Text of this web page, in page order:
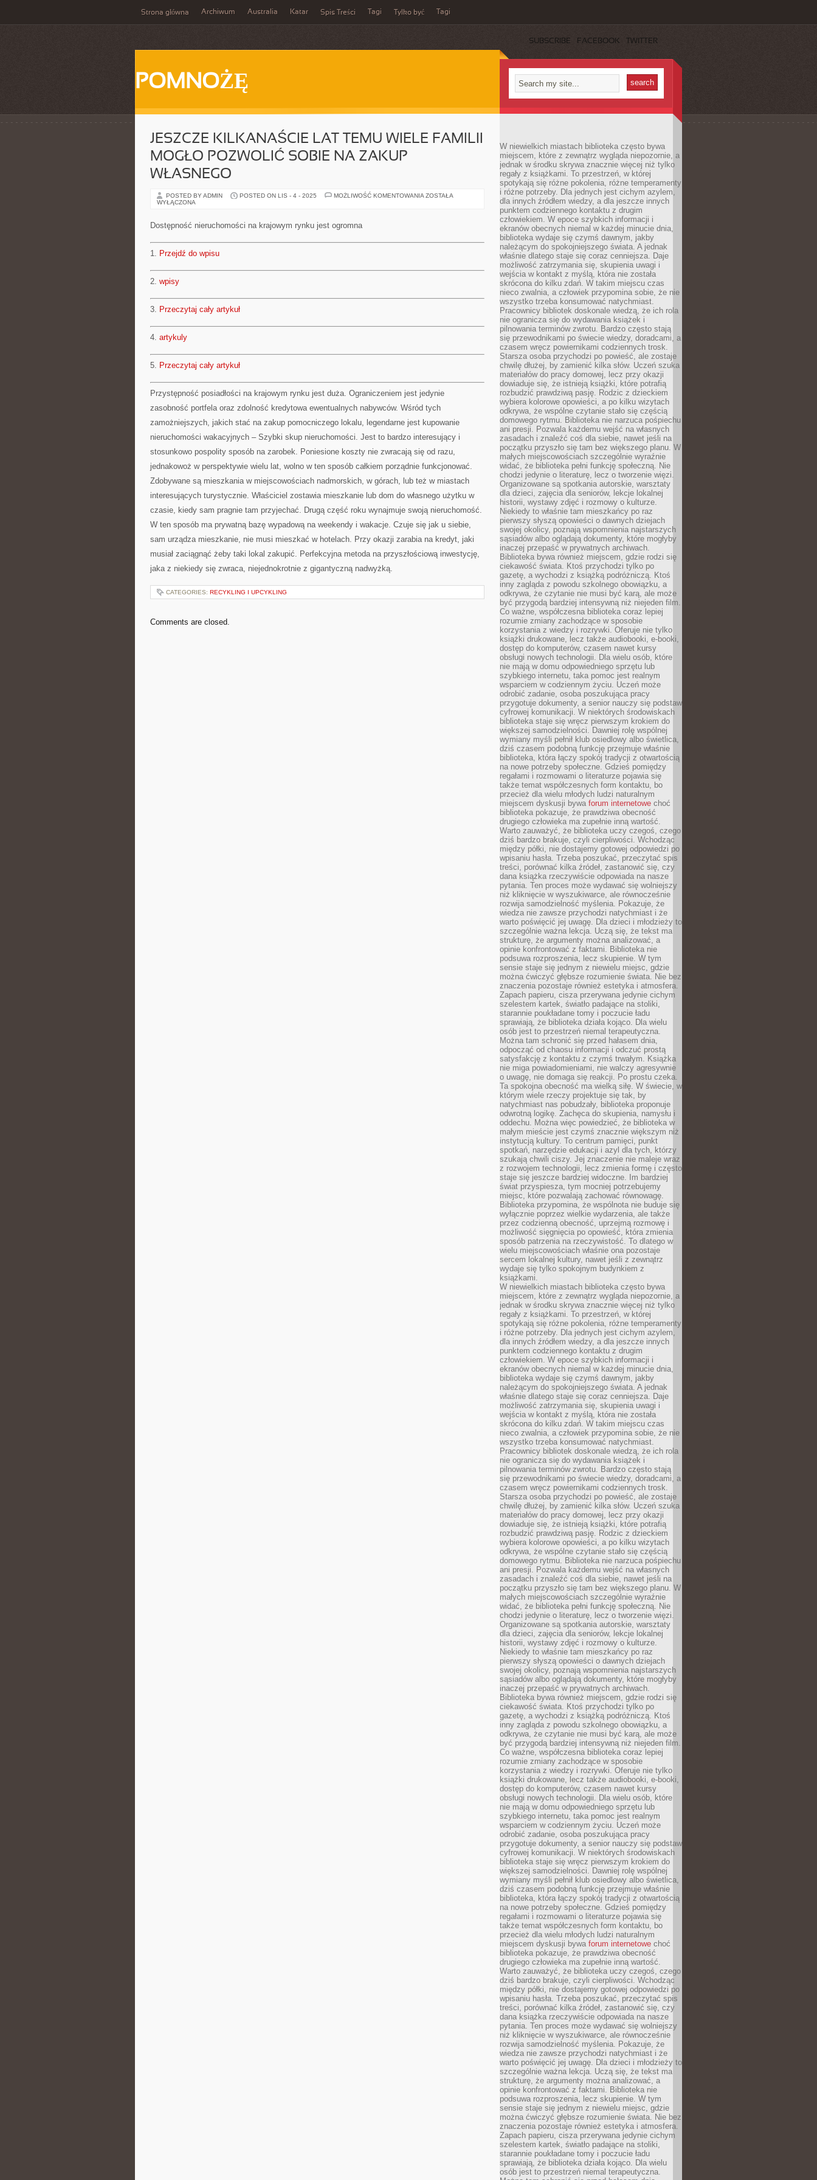
Strona główna Archiwum Australia Katar Spis Treści Tagi Tylko być Tagi
SUBSCRIBE FACEBOOK TWITTER
POMNOŻĘ
JESZCZE KILKANAŚCIE LAT TEMU WIELE FAMILII
MOGŁO POZWOLIĆ SOBIE NA ZAKUP
WŁASNEGO
POSTED BY ADMIN POSTED ON LIS - 4 - 2025 MOŻLIWOŚĆ KOMENTOWANIA JESZCZE
POZWOLIĆ
ZOSTAŁA
WYŁĄCZONA
Dostępność nieruchomości na krajowym rynku jest ogromna
1. Przejdź do wpisu
2. wpisy
3. Przeczytaj cały artykuł
4. artykuly
5. Przeczytaj cały artykuł
Przystępność posiadłości na krajowym rynku jest duża. Ograniczeniem jest jedynie
zasobność portfela oraz zdolność kredytowa ewentualnych nabywców. Wśród tych
zamożniejszych, jakich stać na zakup pomocniczego lokalu, legendarne jest kupowanie
nieruchomości wakacyjnych – Szybki skup nieruchomości. Jest to bardzo interesujący i
stosunkowo pospolity sposób na zarobek. Poniesione koszty nie zwracają się od razu,
jednakowoż w perspektywie wielu lat, wolno w ten sposób całkiem porządnie funkcjonować.
Zdobywane są mieszkania w miejscowościach nadmorskich, w górach, lub też w miastach
interesujących turystycznie. Właściciel zostawia mieszkanie lub dom do własnego użytku w
czasie, kiedy sam pragnie tam przyjechać. Drugą część roku wynajmuje swoją nieruchomość.
W ten sposób ma prywatną bazę wypadową na weekendy i wakacje. Czuje się jak u siebie,
sam urządza mieszkanie, nie musi mieszkać w hotelach. Przy okazji zarabia na kredyt, jaki
musiał zaciągnąć żeby taki lokal zakupić. Perfekcyjna metoda na przyszłościową inwestycję,
jaka z niekiedy się zwraca, niejednokrotnie z gigantyczną nadwyżką.
CATEGORIES: RECYKLING I UPCYKLING
Comments are closed.
W niewielkich miastach biblioteka często bywa
miejscem, które z zewnątrz wygląda niepozornie, a
jednak w środku skrywa znacznie więcej niż tylko
regały z książkami. To przestrzeń, w której
spotykają się różne pokolenia, różne temperamenty
i różne potrzeby. Dla jednych jest cichym azylem,
dla innych źródłem wiedzy, a dla jeszcze innych
punktem codziennego kontaktu z drugim
człowiekiem. W epoce szybkich informacji i
ekranów obecnych niemal w każdej minucie dnia,
biblioteka wydaje się czymś dawnym, jakby
należącym do spokojniejszego świata. A jednak
właśnie dlatego staje się coraz cenniejsza. Daje
możliwość zatrzymania się, skupienia uwagi i
wejścia w kontakt z myślą, która nie została
skrócona do kilku zdań. W takim miejscu czas
nieco zwalnia, a człowiek przypomina sobie, że nie
wszystko trzeba konsumować natychmiast.
Pracownicy bibliotek doskonale wiedzą, że ich rola
nie ogranicza się do wydawania książek i
pilnowania terminów zwrotu. Bardzo często stają
się przewodnikami po świecie wiedzy, doradcami, a
czasem wręcz powiernikami codziennych trosk.
Starsza osoba przychodzi po powieść, ale zostaje
chwilę dłużej, by zamienić kilka słów. Uczeń szuka
materiałów do pracy domowej, lecz przy okazji
dowiaduje się, że istnieją książki, które potrafią
rozbudzić prawdziwą pasję. Rodzic z dzieckiem
wybiera kolorowe opowieści, a po kilku wizytach
odkrywa, że wspólne czytanie stało się częścią
domowego rytmu. Biblioteka nie narzuca pośpiechu
ani presji. Pozwala każdemu wejść na własnych
zasadach i znaleźć coś dla siebie, nawet jeśli na
początku przyszło się tam bez większego planu. W
małych miejscowościach szczególnie wyraźnie
widać, że biblioteka pełni funkcję społeczną. Nie
chodzi jedynie o literaturę, lecz o tworzenie więzi.
Organizowane są spotkania autorskie, warsztaty
dla dzieci, zajęcia dla seniorów, lekcje lokalnej
historii, wystawy zdjęć i rozmowy o kulturze.
Niekiedy to właśnie tam mieszkańcy po raz
pierwszy słyszą opowieści o dawnych dziejach
swojej okolicy, poznają wspomnienia najstarszych
sąsiadów albo oglądają dokumenty, które mogłyby
inaczej przepaść w prywatnych archiwach.
Biblioteka bywa również miejscem, gdzie rodzi się
ciekawość świata. Ktoś przychodzi tylko po
gazetę, a wychodzi z książką podróżniczą. Ktoś
inny zagląda z powodu szkolnego obowiązku, a
odkrywa, że czytanie nie musi być karą, ale może
być przygodą bardziej intensywną niż niejeden film.
Co ważne, współczesna biblioteka coraz lepiej
rozumie zmiany zachodzące w sposobie
korzystania z wiedzy i rozrywki. Oferuje nie tylko
książki drukowane, lecz także audiobooki, e-booki,
dostęp do komputerów, czasem nawet kursy
obsługi nowych technologii. Dla wielu osób, które
nie mają w domu odpowiedniego sprzętu lub
szybkiego internetu, taka pomoc jest realnym
wsparciem w codziennym życiu. Uczeń może
odrobić zadanie, osoba poszukująca pracy
przygotuje dokumenty, a senior nauczy się podstaw
cyfrowej komunikacji. W niektórych środowiskach
biblioteka staje się wręcz pierwszym krokiem do
większej samodzielności. Dawniej rolę wspólnej
wymiany myśli pełnił klub osiedlowy albo świetlica,
dziś czasem podobną funkcję przejmuje właśnie
biblioteka, która łączy spokój tradycji z otwartością
na nowe potrzeby społeczne. Gdzieś pomiędzy
regałami i rozmowami o literaturze pojawia się
także temat współczesnych form kontaktu, bo
przecież dla wielu młodych ludzi naturalnym
miejscem dyskusji bywa forum internetowe choć
biblioteka pokazuje, że prawdziwa obecność
drugiego człowieka ma zupełnie inną wartość.
Warto zauważyć, że biblioteka uczy czegoś, czego
dziś bardzo brakuje, czyli cierpliwości. Wchodząc
między półki, nie dostajemy gotowej odpowiedzi po
wpisaniu hasła. Trzeba poszukać, przeczytać spis
treści, porównać kilka źródeł, zastanowić się, czy
dana książka rzeczywiście odpowiada na nasze
pytania. Ten proces może wydawać się wolniejszy
niż kliknięcie w wyszukiwarce, ale równocześnie
rozwija samodzielność myślenia. Pokazuje, że
wiedza nie zawsze przychodzi natychmiast i że
warto poświęcić jej uwagę. Dla dzieci i młodzieży to
szczególnie ważna lekcja. Uczą się, że tekst ma
strukturę, że argumenty można analizować, a
opinie konfrontować z faktami. Biblioteka nie
podsuwa rozproszenia, lecz skupienie. W tym
sensie staje się jednym z niewielu miejsc, gdzie
można ćwiczyć głębsze rozumienie świata. Nie bez
znaczenia pozostaje również estetyka i atmosfera.
Zapach papieru, cisza przerywana jedynie cichym
szelestem kartek, światło padające na stoliki,
starannie poukładane tomy i poczucie ładu
sprawiają, że biblioteka działa kojąco. Dla wielu
osób jest to przestrzeń niemal terapeutyczna.
Można tam schronić się przed hałasem dnia,
odpocząć od chaosu informacji i odczuć prostą
satysfakcję z kontaktu z czymś trwałym. Książka
nie miga powiadomieniami, nie walczy agresywnie
o uwagę, nie domaga się reakcji. Po prostu czeka.
Ta spokojna obecność ma wielką siłę. W świecie, w
którym wiele rzeczy projektuje się tak, by
natychmiast nas pobudzały, biblioteka proponuje
odwrotną logikę. Zachęca do skupienia, namysłu i
oddechu. Można więc powiedzieć, że biblioteka w
małym mieście jest czymś znacznie większym niż
instytucją kultury. To centrum pamięci, punkt
spotkań, narzędzie edukacji i azyl dla tych, którzy
szukają chwili ciszy. Jej znaczenie nie maleje wraz
z rozwojem technologii, lecz zmienia formę i często
staje się jeszcze bardziej widoczne. Im bardziej
świat przyspiesza, tym mocniej potrzebujemy
miejsc, które pozwalają zachować równowagę.
Biblioteka przypomina, że wspólnota nie buduje się
wyłącznie poprzez wielkie wydarzenia, ale także
przez codzienną obecność, uprzejmą rozmowę i
możliwość sięgnięcia po opowieść, która zmienia
sposób patrzenia na rzeczywistość. To dlatego w
wielu miejscowościach właśnie ona pozostaje
sercem lokalnej kultury, nawet jeśli z zewnątrz
wydaje się tylko spokojnym budynkiem z
książkami.
W niewielkich miastach biblioteka często bywa
miejscem, które z zewnątrz wygląda niepozornie, a
jednak w środku skrywa znacznie więcej niż tylko
regały z książkami. To przestrzeń, w której
spotykają się różne pokolenia, różne temperamenty
i różne potrzeby. Dla jednych jest cichym azylem,
dla innych źródłem wiedzy, a dla jeszcze innych
punktem codziennego kontaktu z drugim
człowiekiem. W epoce szybkich informacji i
ekranów obecnych niemal w każdej minucie dnia,
biblioteka wydaje się czymś dawnym, jakby
należącym do spokojniejszego świata. A jednak
właśnie dlatego staje się coraz cenniejsza. Daje
możliwość zatrzymania się, skupienia uwagi i
wejścia w kontakt z myślą, która nie została
skrócona do kilku zdań. W takim miejscu czas
nieco zwalnia, a człowiek przypomina sobie, że nie
wszystko trzeba konsumować natychmiast.
Pracownicy bibliotek doskonale wiedzą, że ich rola
nie ogranicza się do wydawania książek i
pilnowania terminów zwrotu. Bardzo często stają
się przewodnikami po świecie wiedzy, doradcami, a
czasem wręcz powiernikami codziennych trosk.
Starsza osoba przychodzi po powieść, ale zostaje
chwilę dłużej, by zamienić kilka słów. Uczeń szuka
materiałów do pracy domowej, lecz przy okazji
dowiaduje się, że istnieją książki, które potrafią
rozbudzić prawdziwą pasję. Rodzic z dzieckiem
wybiera kolorowe opowieści, a po kilku wizytach
odkrywa, że wspólne czytanie stało się częścią
domowego rytmu. Biblioteka nie narzuca pośpiechu
ani presji. Pozwala każdemu wejść na własnych
zasadach i znaleźć coś dla siebie, nawet jeśli na
początku przyszło się tam bez większego planu. W
małych miejscowościach szczególnie wyraźnie
widać, że biblioteka pełni funkcję społeczną. Nie
chodzi jedynie o literaturę, lecz o tworzenie więzi.
Organizowane są spotkania autorskie, warsztaty
dla dzieci, zajęcia dla seniorów, lekcje lokalnej
historii, wystawy zdjęć i rozmowy o kulturze.
Niekiedy to właśnie tam mieszkańcy po raz
pierwszy słyszą opowieści o dawnych dziejach
swojej okolicy, poznają wspomnienia najstarszych
sąsiadów albo oglądają dokumenty, które mogłyby
inaczej przepaść w prywatnych archiwach.
Biblioteka bywa również miejscem, gdzie rodzi się
ciekawość świata. Ktoś przychodzi tylko po
gazetę, a wychodzi z książką podróżniczą. Ktoś
inny zagląda z powodu szkolnego obowiązku, a
odkrywa, że czytanie nie musi być karą, ale może
być przygodą bardziej intensywną niż niejeden film.
Co ważne, współczesna biblioteka coraz lepiej
rozumie zmiany zachodzące w sposobie
korzystania z wiedzy i rozrywki. Oferuje nie tylko
książki drukowane, lecz także audiobooki, e-booki,
dostęp do komputerów, czasem nawet kursy
obsługi nowych technologii. Dla wielu osób, które
nie mają w domu odpowiedniego sprzętu lub
szybkiego internetu, taka pomoc jest realnym
wsparciem w codziennym życiu. Uczeń może
odrobić zadanie, osoba poszukująca pracy
przygotuje dokumenty, a senior nauczy się podstaw
cyfrowej komunikacji. W niektórych środowiskach
biblioteka staje się wręcz pierwszym krokiem do
większej samodzielności. Dawniej rolę wspólnej
wymiany myśli pełnił klub osiedlowy albo świetlica,
dziś czasem podobną funkcję przejmuje właśnie
biblioteka, która łączy spokój tradycji z otwartością
na nowe potrzeby społeczne. Gdzieś pomiędzy
regałami i rozmowami o literaturze pojawia się
także temat współczesnych form kontaktu, bo
przecież dla wielu młodych ludzi naturalnym
miejscem dyskusji bywa forum internetowe choć
biblioteka pokazuje, że prawdziwa obecność
drugiego człowieka ma zupełnie inną wartość.
Warto zauważyć, że biblioteka uczy czegoś, czego
dziś bardzo brakuje, czyli cierpliwości. Wchodząc
między półki, nie dostajemy gotowej odpowiedzi po
wpisaniu hasła. Trzeba poszukać, przeczytać spis
treści, porównać kilka źródeł, zastanowić się, czy
dana książka rzeczywiście odpowiada na nasze
pytania. Ten proces może wydawać się wolniejszy
niż kliknięcie w wyszukiwarce, ale równocześnie
rozwija samodzielność myślenia. Pokazuje, że
wiedza nie zawsze przychodzi natychmiast i że
warto poświęcić jej uwagę. Dla dzieci i młodzieży to
szczególnie ważna lekcja. Uczą się, że tekst ma
strukturę, że argumenty można analizować, a
opinie konfrontować z faktami. Biblioteka nie
podsuwa rozproszenia, lecz skupienie. W tym
sensie staje się jednym z niewielu miejsc, gdzie
można ćwiczyć głębsze rozumienie świata. Nie bez
znaczenia pozostaje również estetyka i atmosfera.
Zapach papieru, cisza przerywana jedynie cichym
szelestem kartek, światło padające na stoliki,
starannie poukładane tomy i poczucie ładu
sprawiają, że biblioteka działa kojąco. Dla wielu
osób jest to przestrzeń niemal terapeutyczna.